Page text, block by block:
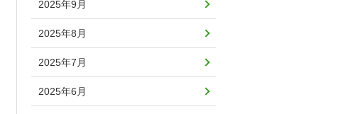
2025年9月
2025年8月
2025年7月
2025年6月